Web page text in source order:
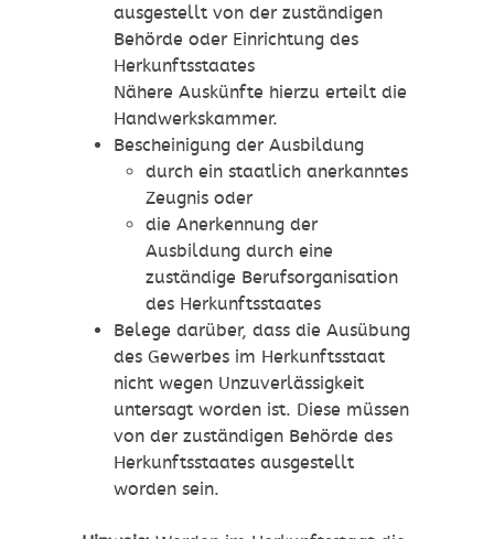
ausgestellt von der zuständigen
Behörde oder Einrichtung des
Herkunftsstaates
Nähere Auskünfte hierzu erteilt die
Handwerkskammer.
Bescheinigung der Ausbildung
durch ein staatlich anerkanntes
Zeugnis oder
die Anerkennung der
Ausbildung durch eine
zuständige Berufsorganisation
des Herkunftsstaates
Belege darüber, dass die Ausübung
des Gewerbes im Herkunftsstaat
nicht wegen Unzuverlässigkeit
untersagt worden ist. Diese müssen
von der zuständigen Behörde des
Herkunftsstaates ausgestellt
worden sein.